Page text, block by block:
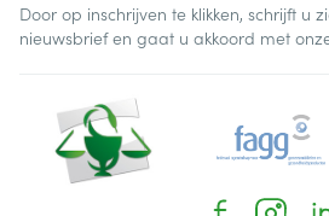
Door op inschrijven te klikken, schrijft u
nieuwsbrief en gaat u akkoord met